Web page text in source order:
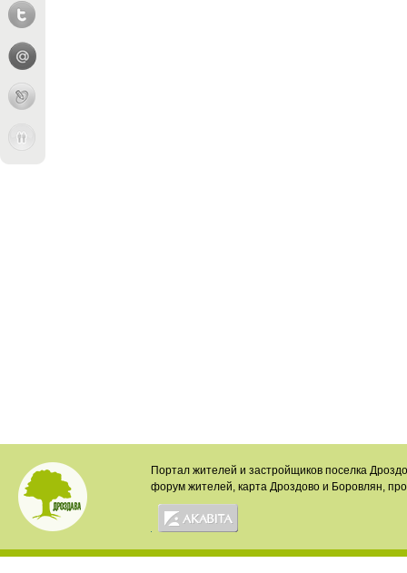
Портал жителей и застройщиков поселка
форум жителей, карта Дроздово и Боровлян,